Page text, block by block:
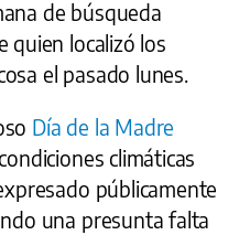
de búsqueda
quien localizó los
el pasado lunes.
Día de la Madre
climáticas
públicamente
una presunta falta